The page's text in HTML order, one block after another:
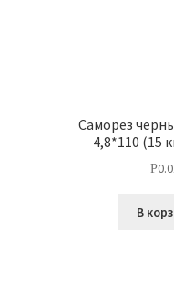
Саморез
4,8*110 (15
Р
В